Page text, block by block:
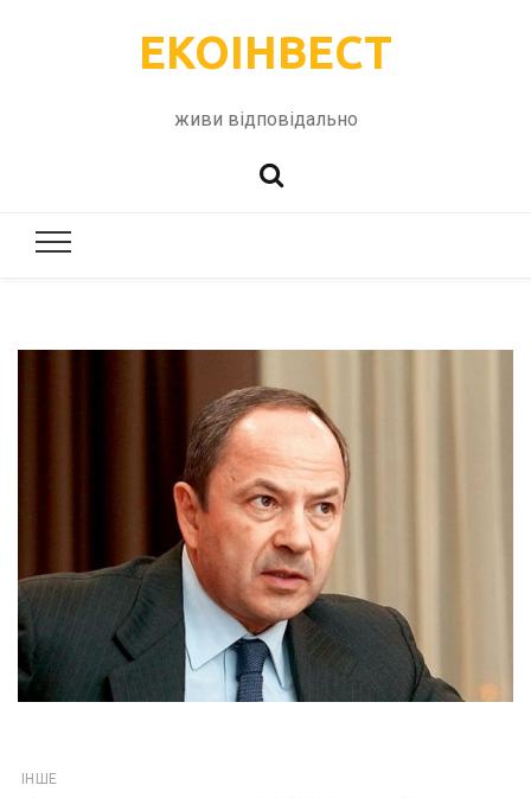
ЕКОІНВЕСТ
живи відповідально
ІНШЕ